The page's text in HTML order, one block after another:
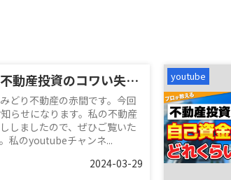
赤間が経験した不動産投資のコワい失敗談
どり不動産の赤間です。今回
らせになります。私の不動産
しましたので、ぜひご覧いた
私のyoutubeチャンネ...
2024-03-29
youtube